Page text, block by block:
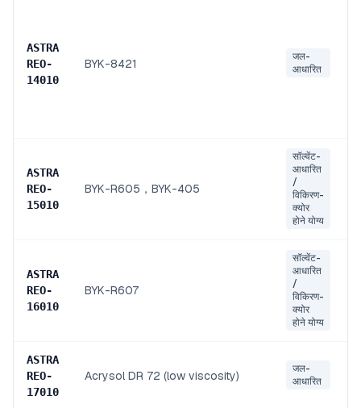
ASTRA
REO-
14010
BYK-8421
जल-
आधारित
ASTRA
REO-
15010
BYK-R605，BYK-405
सॉल्वेंट-
आधारित
/
विकिरण-
क्योर
होने योग्य
ASTRA
REO-
16010
BYK-R607
सॉल्वेंट-
आधारित
/
विकिरण-
क्योर
होने योग्य
ASTRA
REO-
17010
Acrysol DR 72 (low viscosity)
जल-
आधारित